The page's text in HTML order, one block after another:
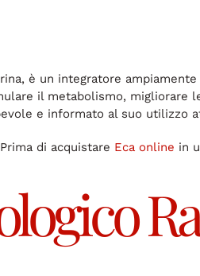
è un integratore
il metabolismo,
e informato al suo utilizzo
di acquistare Eca online in